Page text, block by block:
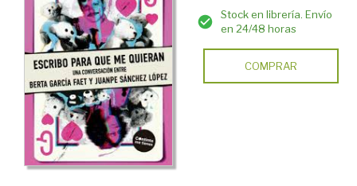
Stock en librería. Envío
en 24/48 horas
COMPRAR